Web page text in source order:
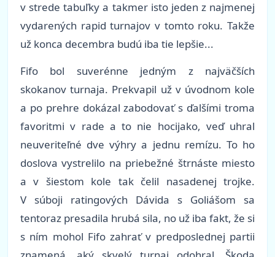
v strede tabuľky a takmer isto jeden z najmenej
vydarených rapid turnajov v tomto roku. Takže
už konca decembra budú iba tie lepšie...
Fifo bol suverénne jedným z najväčších
skokanov turnaja. Prekvapil už v úvodnom kole
a po prehre dokázal zabodovať s ďalšími troma
favoritmi v rade a to nie hocijako, veď uhral
neuveriteľné dve výhry a jednu remízu. To ho
doslova vystrelilo na priebežné štrnáste miesto
a v šiestom kole tak čelil nasadenej trojke.
V súboji ratingových Dávida s Goliášom sa
tentoraz presadila hrubá sila, no už iba fakt, že si
s ním mohol Fifo zahrať v predposlednej partii